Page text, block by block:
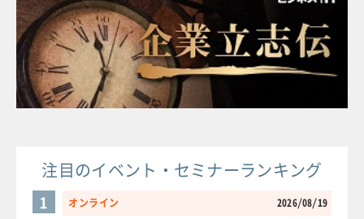
注目のイベント・セミナーランキング
オンライン 2026/08/19
1